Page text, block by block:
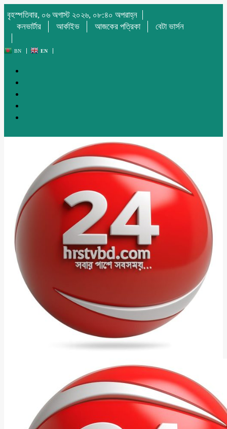
বৃহস্পতিবার, ০৬ অগাস্ট ২০২৬, ০৮:৪০ অপরাহ্ন
কনভার্টার
আর্কাইভ আজকের পত্রিকা বেটা ভার্সন
BN EN